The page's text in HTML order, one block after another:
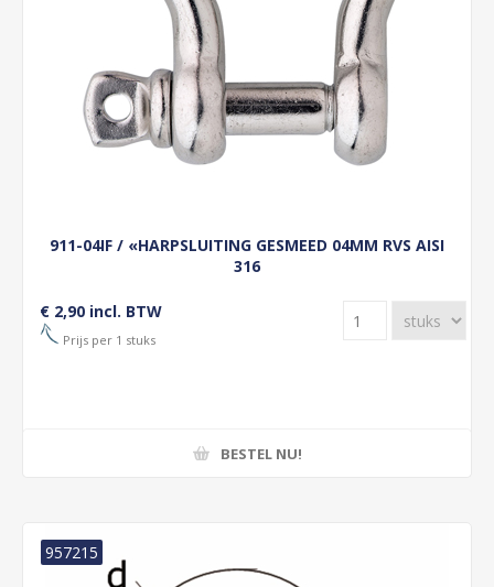
911-04IF / «HARPSLUITING GESMEED 04MM RVS AISI
316
€ 2,90 incl. BTW
Prijs per 1 stuks
BESTEL NU!
957215